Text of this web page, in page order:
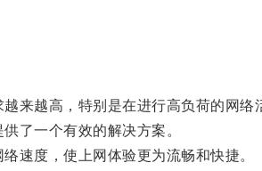
越高，特别是在进行高负荷的网络
了一个有效的解决方案。
度，使上网体验更为流畅和快捷。